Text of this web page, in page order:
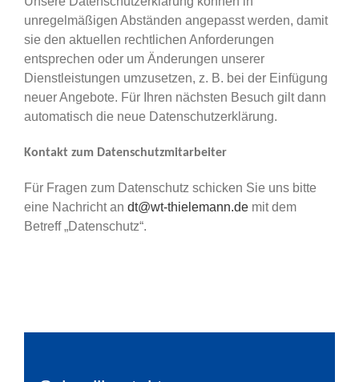
unregelmäßigen Abständen angepasst werden, damit
sie den aktuellen rechtlichen Anforderungen
entsprechen oder um Änderungen unserer
Dienstleistungen umzusetzen, z. B. bei der Einfügung
neuer Angebote. Für Ihren nächsten Besuch gilt dann
automatisch die neue Datenschutzerklärung.
Kontakt zum Datenschutzmitarbeiter
Für Fragen zum Datenschutz schicken Sie uns bitte
eine Nachricht an dt@wt-thielemann.de mit dem
Betreff „Datenschutz“.